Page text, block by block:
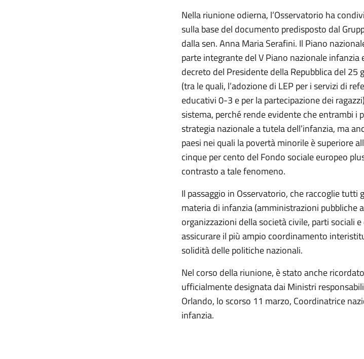
Nella riunione odierna, l’Osservatorio ha
sulla base del documento predisposto dal
dalla sen. Anna Maria Serafini. Il Piano
parte integrante del VPiano nazionale infanzia
decreto del Presidente della Repubblica del
(tra le quali, l’adozione di LEP per i servizi di
educativi 0-3 e per la partecipazione dei
sistema, perché rende evidente che entrambi i
strategia nazionale a tutela dell’infanzia, ma
paesi nei quali la povertà minorile è superiore
cinque per cento del Fondo sociale europeo
contrasto a tale fenomeno.
Il passaggio in Osservatorio, che raccoglie
materia di infanzia (amministrazioni pubbliche
organizzazioni della società civile, parti sociali
assicurare il più ampio coordinamento
solidità delle politiche nazionali.
Nel corso della riunione, è stato anche
ufficialmente designata dai Ministri
Orlando, lo scorso 11 marzo, Coordinatrice
infanzia.